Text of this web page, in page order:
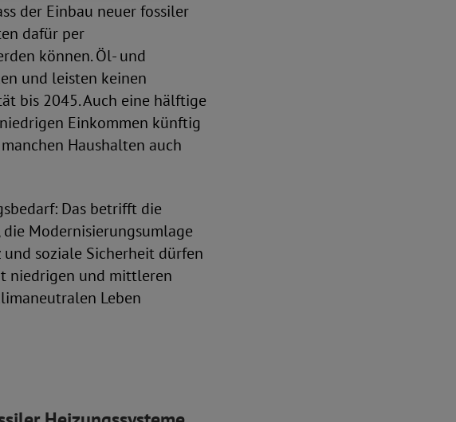
der Einbau neuer fossiler
dafür per
können. Öl- und
und leisten keinen
bis 2045. Auch eine hälftige
Einkommen künftig
Haushalten auch
Das betrifft die
Modernisierungsumlage
soziale Sicherheit dürfen
niedrigen und mittleren
Leben